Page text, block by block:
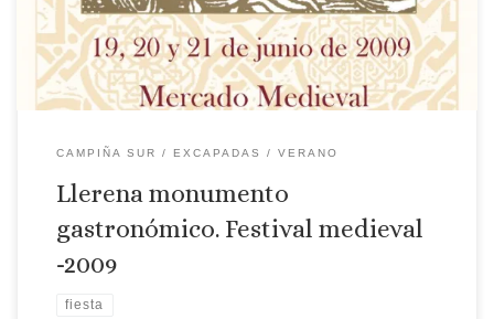
la Casa Maestral, siendo el total de cinco patios históricos […]
CAMPIÑA SUR EXCAPADAS VERANO
Llerena monumento
gastronómico. Festival medieval
-2009
fiesta